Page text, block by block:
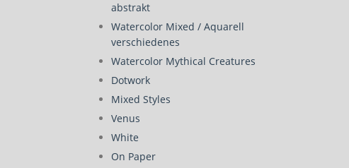
abstrakt
Watercolor Mixed / Aquarell
verschiedenes
Watercolor Mythical Creatures
Dotwork
Mixed Styles
Venus
White
On Paper